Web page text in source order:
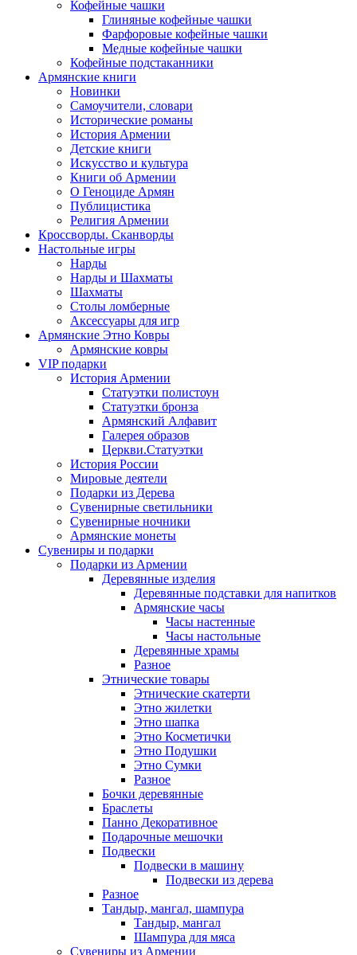
Кофейные чашки
Глиняные кофейные чашки
Фарфоровые кофейные чашки
Медные кофейные чашки
Кофейные подстаканники
Армянские книги
Новинки
Самоучители, словари
Исторические романы
История Армении
Детские книги
Иcкусство и культура
Книги об Армении
О Геноциде Армян
Публицистика
Религия Армении
Кроссворды. Сканворды
Настольные игры
Нарды
Нарды и Шахматы
Шахматы
Столы ломберные
Аксессуары для игр
Армянские Этно Ковры
Армянские ковры
VIP подарки
История Армении
Статуэтки полистоун
Статуэтки бронза
Армянский Алфавит
Галерея образов
Церкви.Статуэтки
История России
Мировые деятели
Подарки из Дерева
Сувенирные светильники
Сувенирные ночники
Армянские монеты
Сувениры и подарки
Подарки из Армении
Деревянные изделия
Деревянные подставки для напитков
Армянские часы
Часы настенные
Часы настольные
Деревянные храмы
Разное
Этнические товары
Этнические скатерти
Этно жилетки
Этно шапка
Этно Косметички
Этно Подушки
Этно Сумки
Разное
Бочки деревянные
Браслеты
Панно Декоративное
Подарочные мешочки
Подвески
Подвески в машину
Подвески из дерева
Разное
Тандыр, мангал, шампура
Тандыр, мангал
Шампура для мяса
Сувениры из Армении